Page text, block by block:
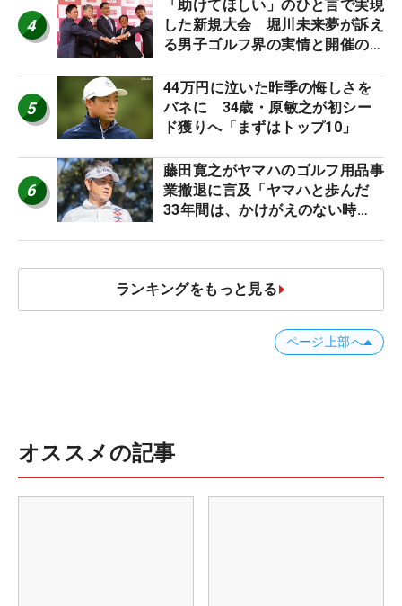
4
「助けてほしい」のひと言で実現
した新規大会 堀川未来夢が訴え
る男子ゴルフ界の実情と開催の舞
5
44万円に泣いた昨季の悔しさを
バネに 34歳・原敏之が初シー
ド獲りへ「まずはトップ10」
6
藤田寛之がヤマハのゴルフ用品事
業撤退に言及「ヤマハと歩んだ
33年間は、かけがえのない時
ランキングをもっと見る
ページ上部へ
オススメの記事